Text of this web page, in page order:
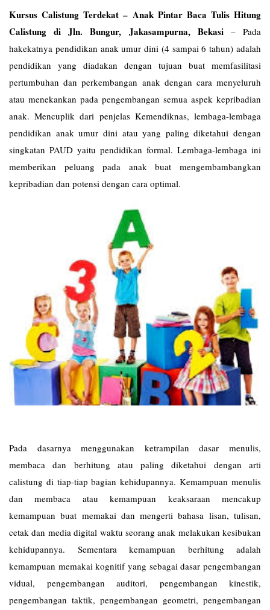
Kursus Calistung Terdekat – Anak Pintar Baca Tulis Hitung
Calistung di Jln. Bungur, Jakasampurna, Bekasi–Pada
hakekatnya pendidikan anak umur dini (4 sampai 6 tahun) adalah
pendidikan yang diadakan dengan tujuan buat memfasilitasi
pertumbuhan dan perkembangan anak dengan cara menyeluruh
atau menekankan pada pengembangan semua aspek kepribadian
anak. Mencuplik dari penjelas Kemendiknas, lembaga-lembaga
pendidikan anak umur dini atau yang paling diketahui dengan
singkatan PAUD yaitu pendidikan formal. Lembaga-lembaga ini
memberikan peluang pada anak buat mengembambangkan
kepribadian dan potensi dengan cara optimal.
Pada dasarnya menggunakan ketrampilan dasar menulis,
membaca dan berhitung atau paling diketahui dengan arti
calistung di tiap-tiap bagian kehidupannya. Kemampuan menulis
dan membaca atau kemampuan keaksaraan mencakup
kemampuan buat memakai dan mengerti bahasa lisan, tulisan,
cetak dan media digital waktu seorang anak melakukan kesibukan
kehidupannya. Sementara kemampuan berhitung adalah
kemampuan memakai kognitif yang sebagai dasar pengembangan
vidual, pengembangan auditori, pengembangan kinestik,
pengembangan taktik, pengembangan geometri, pengembangan